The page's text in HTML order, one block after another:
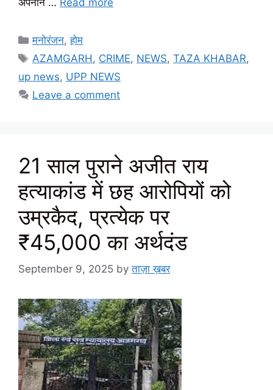
Categories
मनोरंजन,होम
Tags
AZAMGARH , CRIME, NEWS,TAZA KHABAR,
up news, UPP NEWS
Leave a comment
21 साल पुराने अजीत राय
हत्याकांड में छह आरोपियों को
उम्रकैद, प्रत्येक पर
₹45,000 का अर्थदंड
September 9, 2025 byताज़ा ख़बर